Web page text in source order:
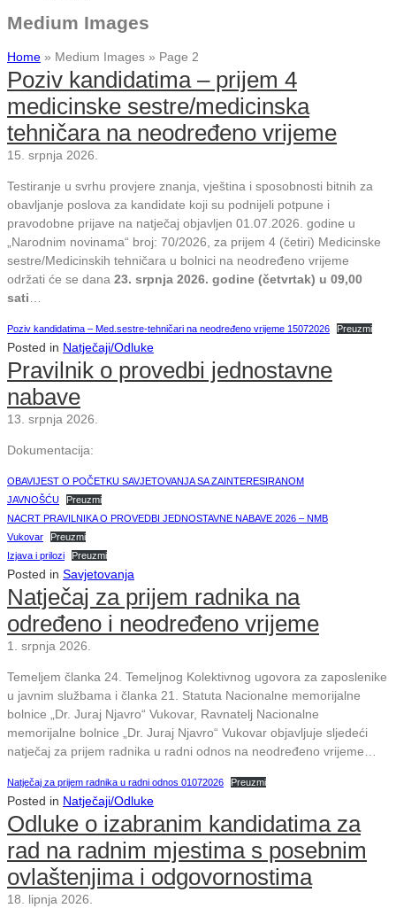
Medium Images
Home » Medium Images » Page 2
Poziv kandidatima – prijem 4
medicinske sestre/medicinska
tehničara na neodređeno vrijeme
15. srpnja 2026.
Testiranje u svrhu provjere znanja, vještina i sposobnosti bitnih za
obavljanje poslova za kandidate koji su podnijeli potpune i
pravodobne prijave na natječaj objavljen 01.07.2026. godine u
„Narodnim novinama“ broj: 70/2026, za prijem 4 (četiri) Medicinske
sestre/Medicinskih tehničara u bolnici na neodređeno vrijeme
održati će se dana 23. srpnja 2026. godine (četvrtak) u 09,00
sati
Poziv kandidatima – Med.sestre-tehničari na neodređeno vrijeme 15072026 Preuzmi
Posted in Natječaji/Odluke
Pravilnik o provedbi jednostavne
nabave
13. srpnja 2026.
Dokumentacija:
OBAVIJEST O POČETKU SAVJETOVANJA SA ZAINTERESIRANOM
JAVNOŠĆU
Preuzmi
NACRT PRAVILNIKA O PROVEDBI JEDNOSTAVNE NABAVE 2026 – NMB
Vukovar
Preuzmi
Izjava i prilozi
Preuzmi
Posted in Savjetovanja
Natječaj za prijem radnika na
određeno i neodređeno vrijeme
1. srpnja 2026.
Temeljem članka 24. Temeljnog Kolektivnog ugovora za zaposlenike
u javnim službama i članka 21. Statuta Nacionalne memorijalne
bolnice „Dr. Juraj Njavro“ Vukovar, Ravnatelj Nacionalne
memorijalne bolnice „Dr. Juraj Njavro“ Vukovar objavljuje sljedeći
natječaj za prijem radnika u radni odnos na neodređeno vrijeme…
Natječaj za prijem radnika u radni odnos 01072026 Preuzmi
Posted in Natječaji/Odluke
Odluke o izabranim kandidatima za
rad na radnim mjestima s posebnim
ovlaštenjima i odgovornostima
18. lipnja 2026.